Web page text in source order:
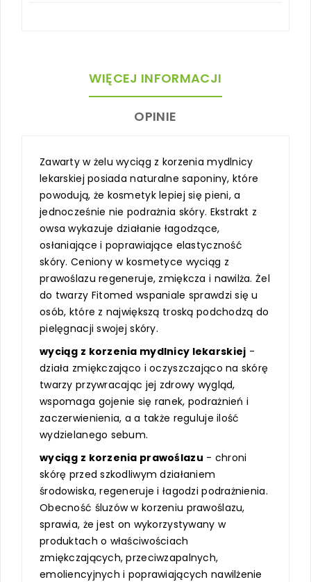
WIĘCEJ INFORMACJI
OPINIE
Zawarty w żelu wyciąg z korzenia mydlnicy
lekarskiej posiada naturalne saponiny, które
powodują, że kosmetyk lepiej się pieni, a
jednocześnie nie podrażnia skóry. Ekstrakt z
owsa wykazuje działanie łagodzące,
osłaniające i poprawiające elastyczność
skóry. Ceniony w kosmetyce wyciąg z
prawoślazu regeneruje, zmiękcza i nawilża. Żel
do twarzy Fitomed wspaniale sprawdzi się u
osób, które z największą troską podchodzą do
pielęgnacji swojej skóry.
wyciąg z korzenia mydlnicy lekarskiej -
działa zmiękczająco i oczyszczająco na skórę
twarzy przywracając jej zdrowy wygląd,
wspomaga gojenie się ranek, podrażnień i
zaczerwienienia, a a także reguluje ilość
wydzielanego sebum.
wyciąg z korzenia prawoślazu - chroni
skórę przed szkodliwym działaniem
środowiska, regeneruje i łagodzi podrażnienia.
Obecność śluzów w korzeniu prawoślazu,
sprawia, że jest on wykorzystywany w
produktach o właściwościach
zmiękczających, przeciwzapalnych,
emoliencyjnych i poprawiających nawilżenie